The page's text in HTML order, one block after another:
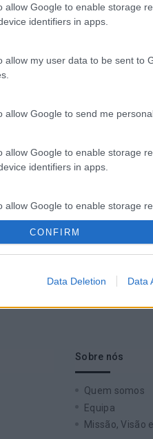
allow Google to enable storage
identifiers in apps.
allow my user data to be sent to
allow Google to send me
allow Google to enable storage
identifiers in apps.
allow Google to enable storage
functionality and fraud
CONFIRM
Data Deletion Data
Sobre nós
Quem somos
Equipa
Missão, Visão